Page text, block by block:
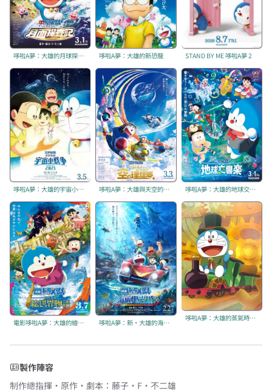
哆啦A夢：大雄的月球探測記 哆啦A夢：大雄的新恐龍 STAND BY ME 哆啦A夢 2
哆啦A夢：大雄的宇宙小戰爭2021 哆啦A夢：大雄與天空的理想鄉 哆啦A夢：大雄的地球交響樂
電影哆啦A夢：大雄的繪畫世界物語 哆啦A夢：新·大雄的海底鬼岩城
哆啦A夢：大雄的蒸氣時間車
製作陣容
制作總指揮・原作・劇本 ： 藤子・F・不二雄